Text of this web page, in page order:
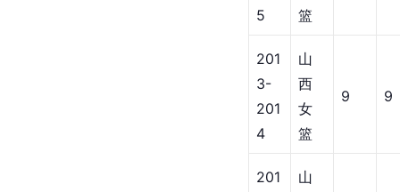
5
篮
201
3-
201
4
山
西
女
篮
9 9
201
山